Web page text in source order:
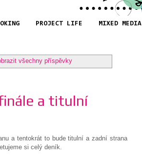
PROJECT LIFE MIXED MEDIA
všechny příspěvky
a titulní
a tentokrát to bude titulní a zadní strana
si celý deník.